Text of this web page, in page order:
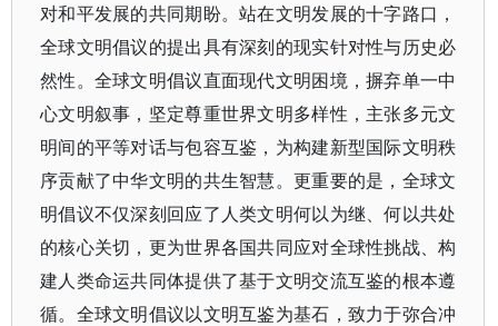
对和平发展的共同期盼。站在文明发展的十字路口，
全球文明倡议的提出具有深刻的现实针对性与历史必
然性。全球文明倡议直面现代文明困境，摒弃单一中
心文明叙事，坚定尊重世界文明多样性，主张多元文
明间的平等对话与包容互鉴，为构建新型国际文明秩
序贡献了中华文明的共生智慧。更重要的是，全球文
明倡议不仅深刻回应了人类文明何以为继、何以共处
的核心关切，更为世界各国共同应对全球性挑战、构
建人类命运共同体提供了基于文明交流互鉴的根本遵
循。全球文明倡议以文明互鉴为基石，致力于弥合冲